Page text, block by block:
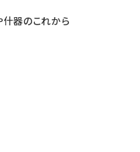
器のこれから